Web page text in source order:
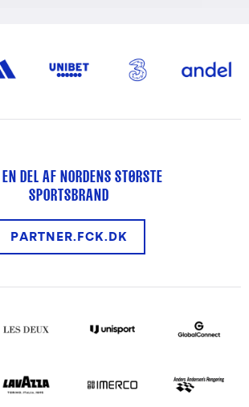
DEL AF NORDENS STØRSTE
SPORTSBRAND
PARTNER.FCK.DK